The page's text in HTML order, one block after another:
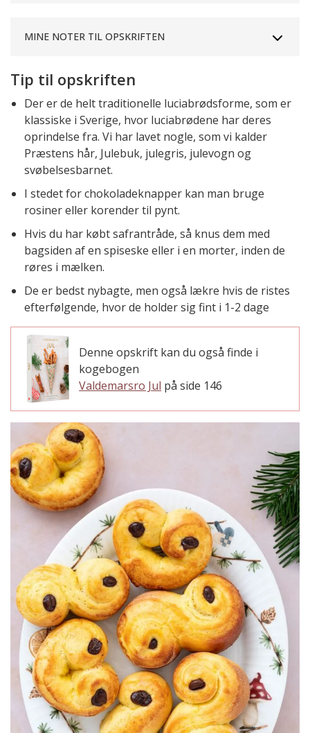
MINE NOTER TIL OPSKRIFTEN
Tip til opskriften
Der er de helt traditionelle luciabrødsforme, som er
klassiske i Sverige, hvor luciabrødene har deres
oprindelse fra. Vi har lavet nogle, som vi kalder
Præstens hår, Julebuk, julegris, julevogn og
svøbelsesbarnet.
I stedet for chokoladeknapper kan man bruge
rosiner eller korender til pynt.
Hvis du har købt safrantråde, så knus dem med
bagsiden af en spiseske eller i en morter, inden de
røres i mælken.
De er bedst nybagte, men også lækre hvis de ristes
efterfølgende, hvor de holder sig fint i 1-2 dage
Denne opskrift kan du også finde i
kogebogen
Valdemarsro Jul på side 146